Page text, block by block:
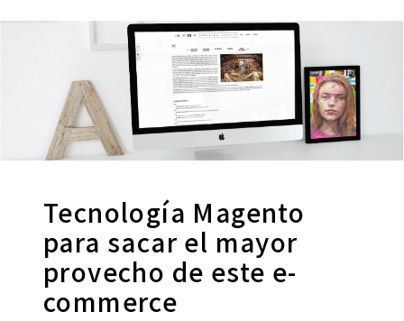
Tecnología Magento
para sacar el mayor
provecho de este e-
commerce